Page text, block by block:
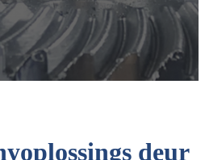
deur